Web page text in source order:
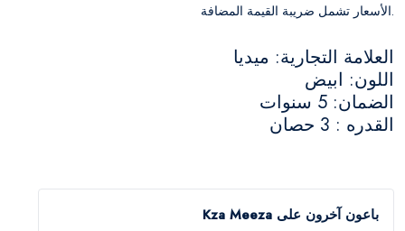
.الأسعار تشمل ضريبة القيمة المضافة
العلامة التجارية: ميديا
اللون: ابيض
الضمان: 5 سنوات
القدره : 3 حصان
باعون آخرون على Kza Meeza